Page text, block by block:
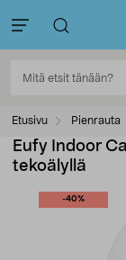
Etusivu Pienrauta
Eufy Indoor
tekoälyllä
-40%